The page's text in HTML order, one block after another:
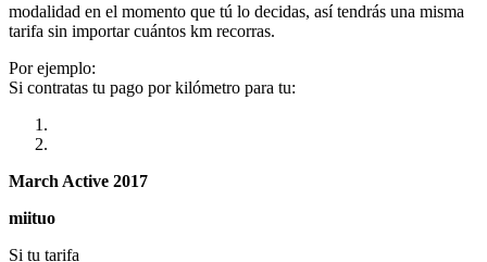
modalidad en el momento que tú lo decidas, así tendrás una misma
tarifa sin importar cuántos km recorras.
Por ejemplo:
Si contratas tu pago por kilómetro para tu:
March Active 2017
miituo
Si tu tarifa